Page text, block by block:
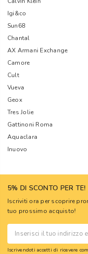
Igi&co
Sun68
Chantal
AX Armani Exchange
Camore
Cult
Vueva
Geox
Tres Jolie
Gattinoni Roma
Aquaclara
Inuovo
5% DI SCONTO PER TE!
Iscriviti ora per scoprire
tuo prossimo acquisto!
Iscrivendoti accetti di ricevere